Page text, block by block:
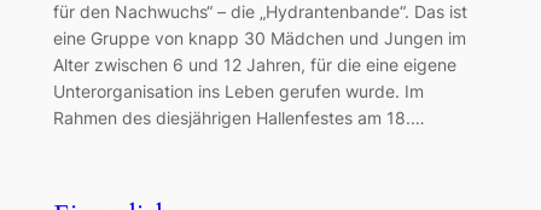
für den Nachwuchs“ – die „Hydrantenbande“. Das ist
eine Gruppe von knapp 30 Mädchen und Jungen im
Alter zwischen 6 und 12 Jahren, für die eine eigene
Unterorganisation ins Leben gerufen wurde. Im
Rahmen des diesjährigen Hallenfestes am 18.…